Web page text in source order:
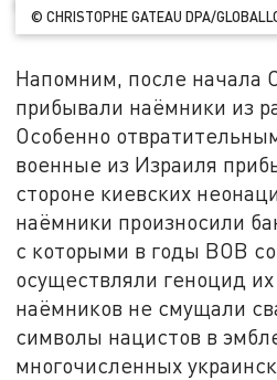
© CHRISTOPHE GATEAU DPA/
Напомним, после начала
прибывали наёмники из
Особенно
военные из Израиля
стороне киевских
наёмники произносили
с которыми в годы ВОВ
осуществляли геноцид
наёмников не смущали
символы нацистов в
многочисленных